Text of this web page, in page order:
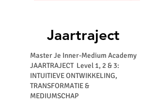
Jaartraject
Master Je Inner-Medium Academy
JAARTRAJECT Level 1, 2 & 3:
INTUITIEVE ONTWIKKELING,
TRANSFORMATIE &
MEDIUMSCHAP